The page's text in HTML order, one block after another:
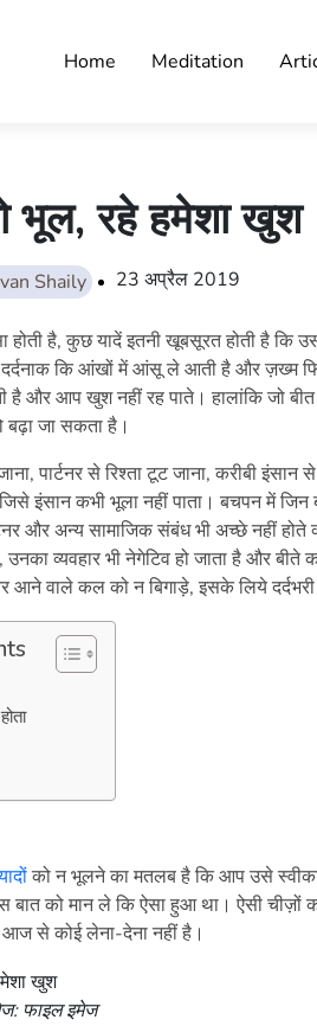
Home Meditation
भूल, रहे हमेशा खुश
Shaily 23 अप्रैल 2019
होती है, कुछ यादें इतनी खूबसूरत होती है कि
कि आंखों में आंसू ले आती है और ज़ख्म
है और आप खुश नहीं रह पाते। हालांकि जो
जा सकता है।
पार्टनर से रिश्ता टूट जाना, करीबी
इंसान कभी भूला नहीं पाता। बचपन में
और अन्य सामाजिक संबंध भी अच्छे नहीं होते
व्यवहार भी नेगेटिव हो जाता है और बीते
वाले कल को न बिगाड़े, इसके लिये दर्दभरी
को न भूलने का मतलब है कि आप उसे
बात को मान ले कि ऐसा हुआ था। ऐसी
से कोई लेना-देना नहीं है।
फाइल इमेज